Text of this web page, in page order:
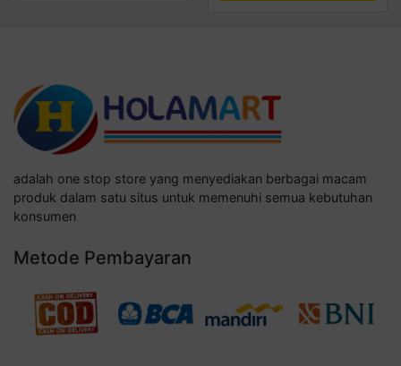
adalah one stop store yang menyediakan berbagai macam
produk dalam satu situs untuk memenuhi semua kebutuhan
konsumen
Metode Pembayaran